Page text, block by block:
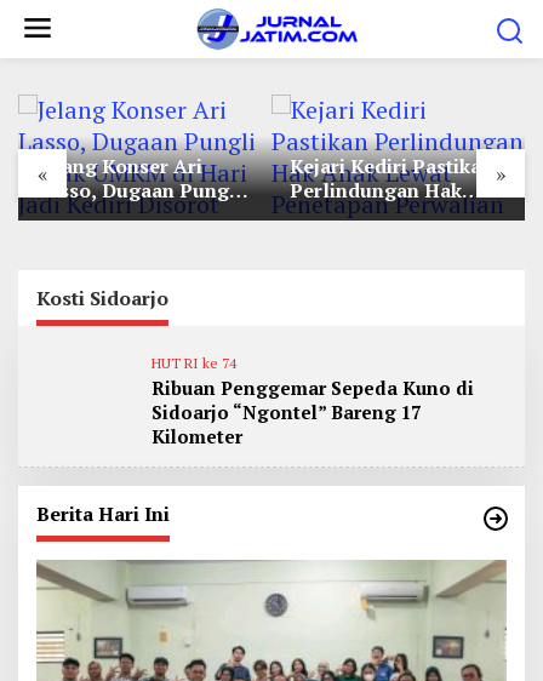
« »
Jelang Konser Ari
Lasso, Dugaan Pungli
Lapak UMKM di Hari
Kejari Kediri Pastikan
Perlindungan Hak
Anak Lewat Penetapan
Kosti Sidoarjo
HUT RI ke 74
Ribuan Penggemar Sepeda Kuno di
Sidoarjo “Ngontel” Bareng 17
Kilometer
Berita Hari Ini